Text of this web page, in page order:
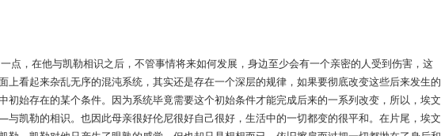
点，在他与凯勒相识之后，不管事情将来如何发展，身边至少会有一个亲密的人受到伤害，这
上看起来杂乱无序的混沌系统，其实还是存在一个深层的规律，如果要彻底改变这些后来发生的
初始存在的某个条件。因为系统毕竟需要这个初始条件才能完成后来的一系列改变，所以，埃文
凯勒的相识。也因此母亲很好伦尼很好自己很好，生活中的一切都变的很平和。在片尾，埃文